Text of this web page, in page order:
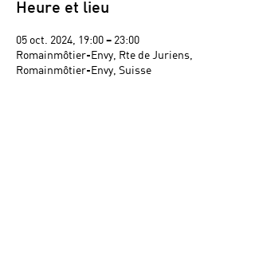
Heure et lieu
05 oct. 2024, 19:00 – 23:00
Romainmôtier-Envy, Rte de Juriens,
Romainmôtier-Envy, Suisse